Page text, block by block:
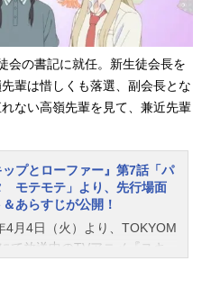
備は万端だったんだけ
スタッフ脚本：米内山陽子
：篠原俊哉演出：平向智子
監督：梅下麻奈未作画監督：
、小島明日香、田中未来、
き、斉藤和也、岩崎亮ABEM
振り返り一挙放送が決定！放送
振り返り一挙放送5月10日
～第1話～第5話振り返り
放送チャンネル：ABEMAア
ャンネルにて実施●視聴は以下
9日(火)第1話～第4話振り返
会の書記に就任。新生徒会長を
輩は惜しくも落選、副会長とな
ない高嶺先輩を見て、兼近先輩
ップとローファー』第7話「パ
モテモテ」より、先行場面
あらすじが公開！
4月4日（火）より、TOKYOM
て放送中のTVアニメ『スキ